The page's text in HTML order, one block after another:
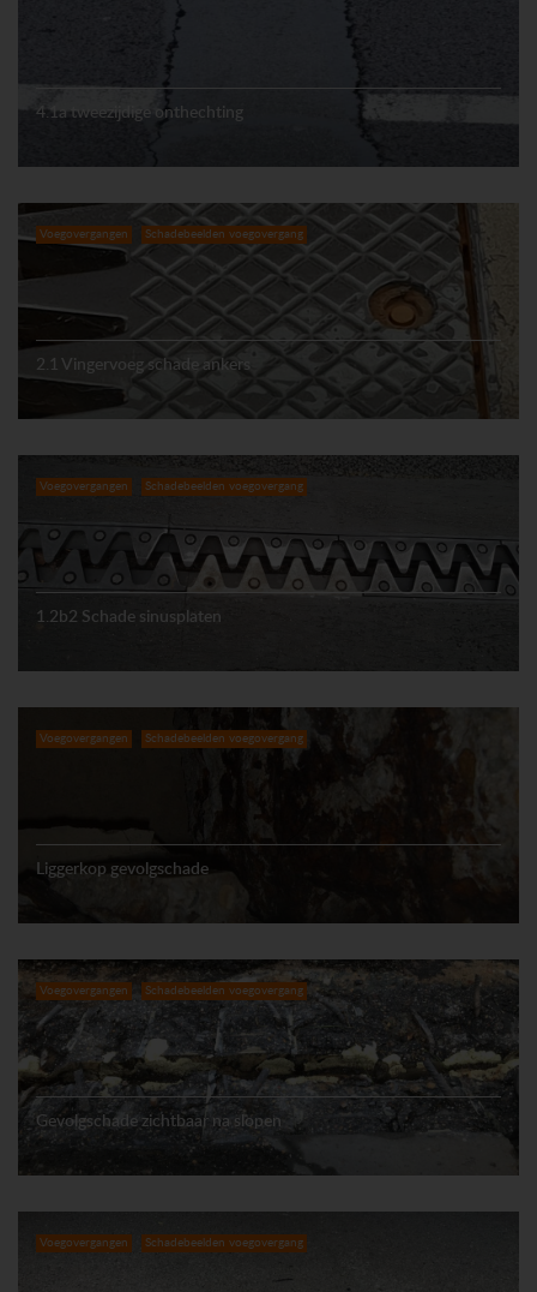
4.1a tweezijdige onthechting
Voegovergangen Schadebeelden voegovergang
2.1 Vingervoeg schade ankers
Voegovergangen Schadebeelden voegovergang
1.2b2 Schade sinusplaten
Voegovergangen Schadebeelden voegovergang
Liggerkop gevolgschade
Voegovergangen Schadebeelden voegovergang
Gevolgschade zichtbaar na slopen
Voegovergangen Schadebeelden voegovergang